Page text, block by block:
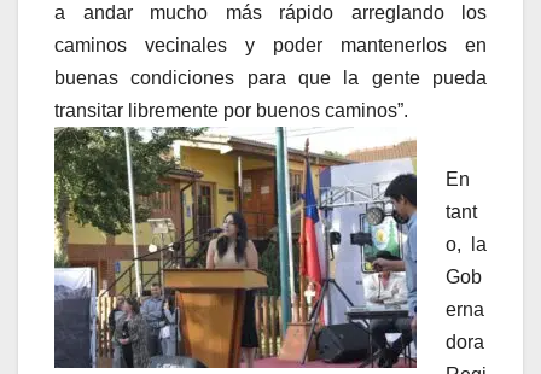
a andar mucho más rápido arreglando los
caminos vecinales y poder mantenerlos en
buenas condiciones para que la gente pueda
transitar libremente por buenos caminos”.
En
tant
o, la
Gob
erna
dora